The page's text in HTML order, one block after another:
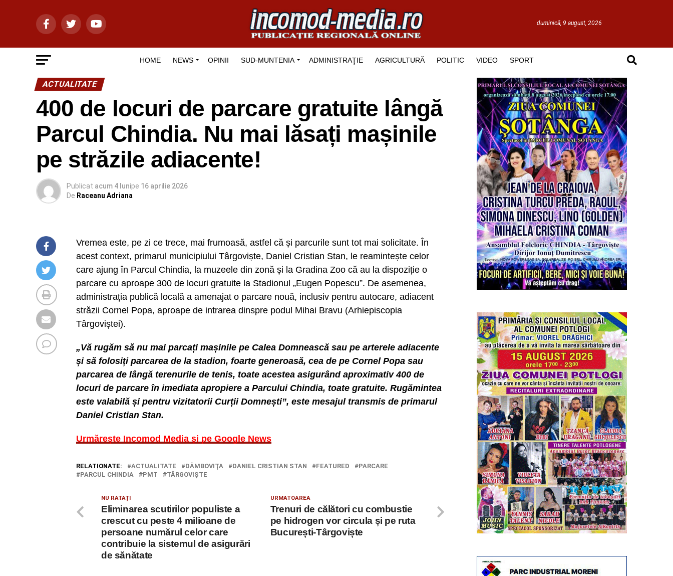
duminică, 9 august, 2026
HOME NEWS OPINII SUD-MUNTENIA ADMINISTRAŢIE AGRICULTURĂ POLITIC VIDEO SPORT
ACTUALITATE
400 de locuri de parcare gratuite lângă
Parcul Chindia. Nu mai lăsați mașinile
pe străzile adiacente!
Publicat acum 4 lunipe 16 aprilie 2026
De Raceanu Adriana
Vremea este, pe zi ce trece, mai frumoasă, astfel că și parcurile sunt tot mai solicitate. În
acest context, primarul municipiului Târgoviște, Daniel Cristian Stan, le reamintește celor
care ajung în Parcul Chindia, la muzeele din zonă și la Gradina Zoo că au la dispoziție o
parcare cu aproape 300 de locuri gratuite la Stadionul „Eugen Popescu”. De asemenea,
administrația publică locală a amenajat o parcare nouă, inclusiv pentru autocare, adiacent
străzii Cornel Popa, aproape de intrarea dinspre podul Mihai Bravu (Arhiepiscopia
Târgoviștei).
„Vă rugăm să nu mai parcați mașinile pe Calea Domnească sau pe arterele adiacente
și să folosiți parcarea de la stadion, foarte generoasă, cea de pe Cornel Popa sau
parcarea de lângă terenurile de tenis, toate acestea asigurând aproximativ 400 de
locuri de parcare în imediata apropiere a Parcului Chindia, toate gratuite. Rugămintea
este valabilă și pentru vizitatorii Curții Domnești”, este mesajul transmis de primarul
Daniel Cristian Stan.
Urmărește Incomod Media și pe Google News
RELATIONATE: ACTUALITATE DÂMBOVIŢA DANIEL CRISTIAN STAN FEATURED
PARCARE
PARCUL CHINDIA
PMT TÂRGOVIŞTE
URMATOAREA
Trenuri de călători cu combustie
pe hidrogen vor circula și pe ruta
București-Târgoviște
NU RATAȚI
Eliminarea scutirilor populiste a
crescut cu peste 4 milioane de
persoane numărul celor care
contribuie la sistemul de asigurări
de sănătate